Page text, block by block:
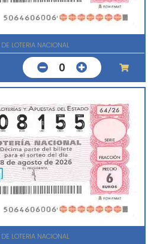
DE LOTERIA NACIONAL
0
DE LOTERIA NACIONAL